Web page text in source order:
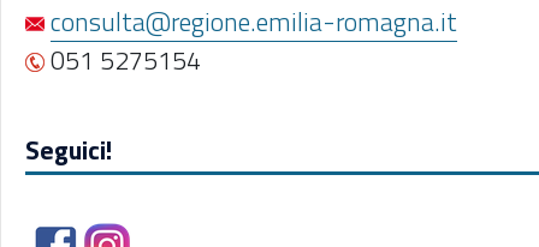
consulta@regione.emilia-romagna.it
051 5275154
Seguici!